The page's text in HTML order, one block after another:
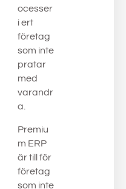
ocesser
i ert
företag
som inte
pratar
med
varandr
a.
Premiu
m ERP
är till för
företag
som inte